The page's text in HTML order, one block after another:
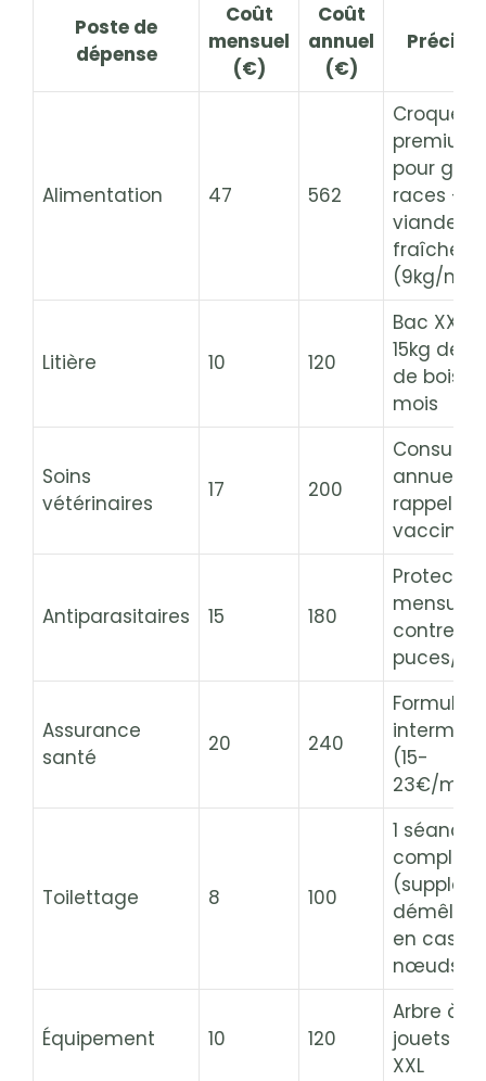
Poste de
dépense
Coût
mensuel
(€)
Coût
annuel
(€)
Alimentation 47 562
premium
pour
races +
viande
fraîche
(9kg/
Litière 10 120
Bac XXL =
15kg de
de bois
mois
Soins
vétérinaires
17 200
annuelle
rappel
vaccins
Antiparasitaires 15 180
contre
puces/
Assurance
santé
20 240
Formule
(15-
23€/
Toilettage 8 100
1 séance
en cas de
nœuds)
Équipement 10 120
Arbre à
jouets et
XXL